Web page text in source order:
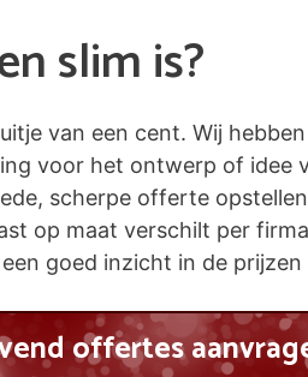
slim is?
van een cent. Wij
voor het ontwerp of idee
scherpe offerte
op maat verschilt per
goed inzicht in de
offertes